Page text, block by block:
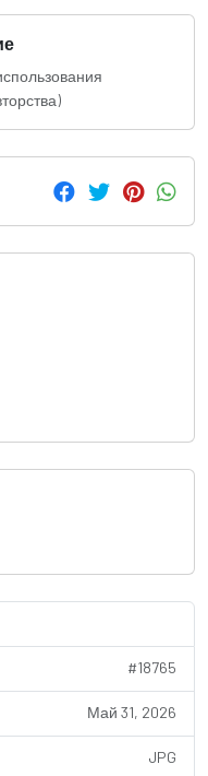
#18765
Май 31, 2026
JPG